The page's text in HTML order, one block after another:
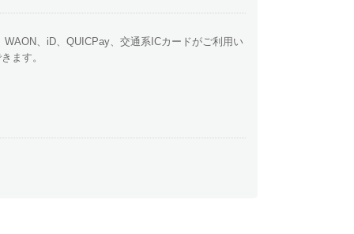
、iD、QUICPay、交通系ICカードがご利用い
ます。